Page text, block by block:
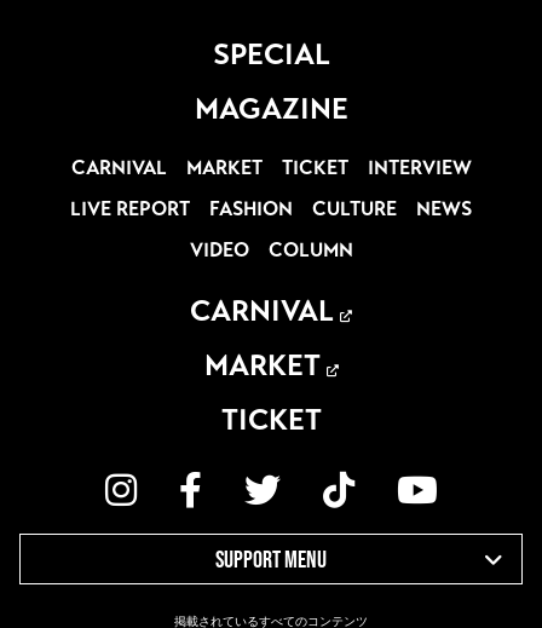
SPECIAL
MAGAZINE
CARNIVAL MARKET TICKET
INTERVIEW
LIVE REPORT
FASHION CULTURE
NEWS
VIDEO
COLUMN
CARNIVAL
MARKET
TICKET
SUPPORT MENU
掲載されているすべてのコンテンツ